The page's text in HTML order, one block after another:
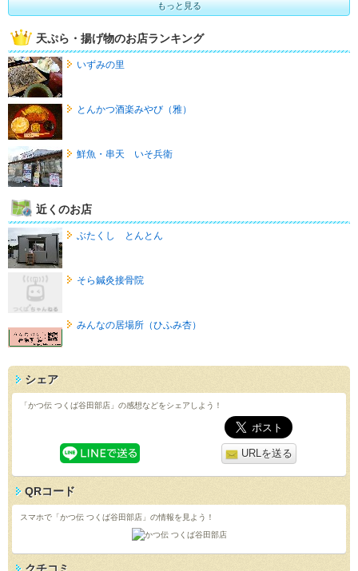
もっと見る
天ぷら・揚げ物のお店ランキング
いずみの里
とんかつ酒楽みやび（雅）
鮮魚・串天 いそ兵衛
近くのお店
ぶたくし とんとん
そら鍼灸接骨院
みんなの居場所（ひふみ杏）
シェア
「かつ伝 つくば谷田部店」の感想などをシェアしよう！
URLを送る
QRコード
スマホで「かつ伝 つくば谷田部店」の情報を見よう！